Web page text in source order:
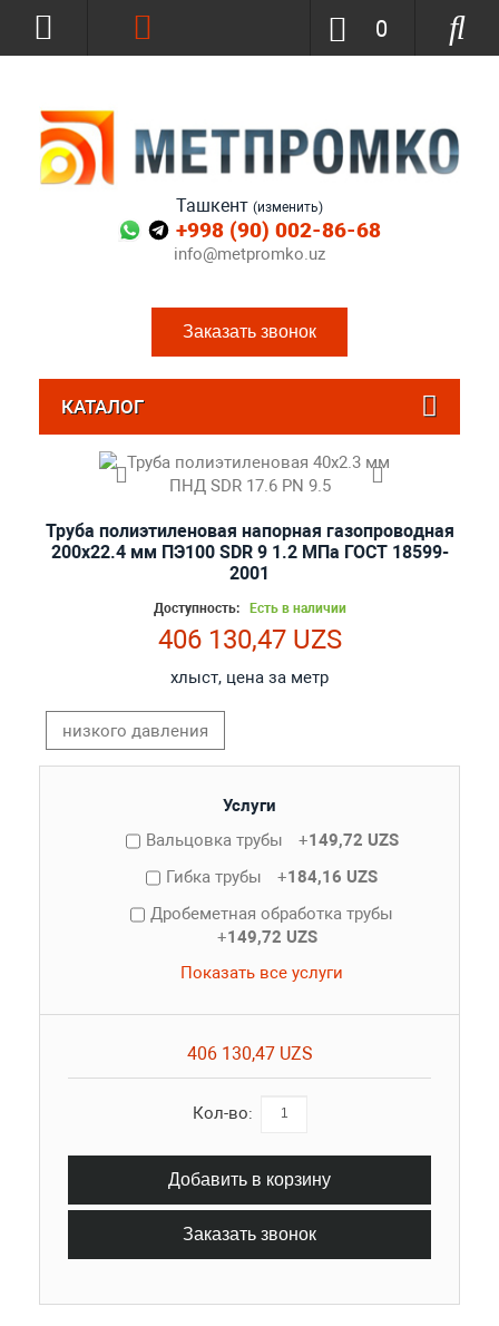
Ташкент (изменить)
+998 (90) 002-86-68
info@metpromko.uz
Заказать звонок
0
КАТАЛОГ
Труба полиэтиленовая напорная газопроводная
200х22.4 мм ПЭ100 SDR 9 1.2 МПа ГОСТ 18599-
2001
Доступность: Есть в наличии
406 130,47 UZS
хлыст, цена за метр
низкого давления
Услуги
Вальцовка трубы
+149,72 UZS
Гибка трубы
+184,16 UZS
Дробеметная обработка трубы
+149,72 UZS
Показать все услуги
406 130,47 UZS
Кол-во:
Добавить в корзину
Заказать звонок